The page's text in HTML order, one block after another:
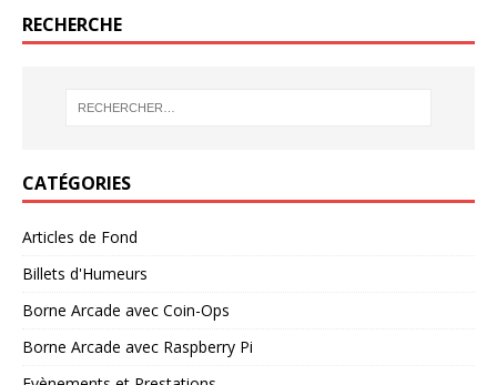
RECHERCHE
CATÉGORIES
Articles de Fond
Billets d'Humeurs
Borne Arcade avec Coin-Ops
Borne Arcade avec Raspberry Pi